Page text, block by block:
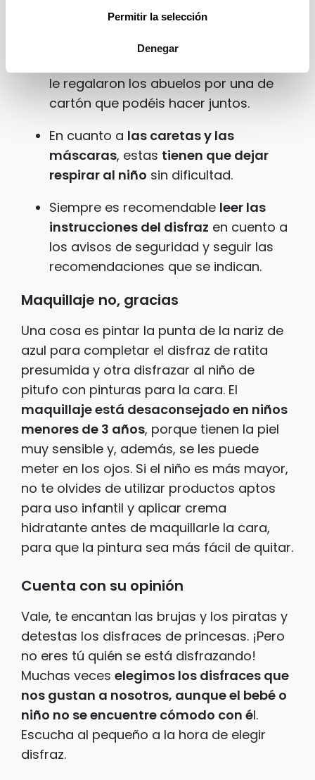
Permitir la selección
Denegar
Igual puedes sustituir la varita mágica
por una galleta mágica. O cambiar
le regalaron los abuelos por una de
cartón que podéis hacer juntos.
En cuanto a las caretas y las
máscaras, estas tienen que dejar
respirar al niño sin dificultad.
Siempre es recomendable leer las
instrucciones del disfraz en cuento a
los avisos de seguridad y seguir las
recomendaciones que se indican.
Maquillaje no, gracias
Una cosa es pintar la punta de la nariz de
azul para completar el disfraz de ratita
presumida y otra disfrazar al niño de
pitufo con pinturas para la cara. El
maquillaje está desaconsejado en niños
menores de 3 años, porque tienen la piel
muy sensible y, además, se les puede
meter en los ojos. Si el niño es más mayor,
no te olvides de utilizar productos aptos
para uso infantil y aplicar crema
hidratante antes de maquillarle la cara,
para que la pintura sea más fácil de quitar.
Cuenta con su opinión
Vale, te encantan las brujas y los piratas y
detestas los disfraces de princesas. ¡Pero
no eres tú quién se está disfrazando!
Muchas veces elegimos los disfraces que
nos gustan a nosotros, aunque el bebé o
niño no se encuentre cómodo con él.
Escucha al pequeño a la hora de elegir
disfraz.